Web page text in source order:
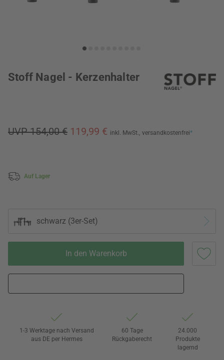
Stoff Nagel - Kerzenhalter
UVP 154,00 € 119,99 € inkl. MwSt., versandkostenfrei*
Auf Lager
schwarz (3er-Set)
In den Warenkorb
1-3 Werktage nach Versand
aus DE per Hermes
60 Tage
Rückgaberecht
24.000
Produkte
lagernd